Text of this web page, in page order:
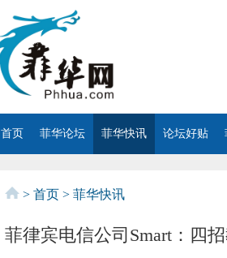
首页 菲华论坛 菲华快讯 论坛好贴
> 首页 > 菲华快讯
菲律宾电信公司Smart：四